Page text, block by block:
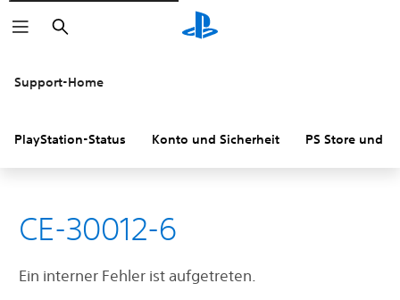
Suchen
Support-Home
PlayStation-Status Konto und Sicherheit PS Store und
CE-30012-6
Ein interner Fehler ist aufgetreten.